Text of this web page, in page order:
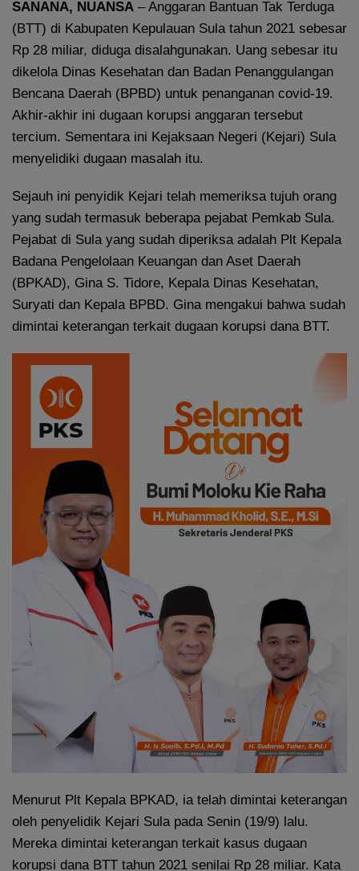
SANANA, NUANSA – Anggaran Bantuan Tak Terduga
(BTT) di Kabupaten Kepulauan Sula tahun 2021 sebesar
Rp 28 miliar, diduga disalahgunakan. Uang sebesar itu
dikelola Dinas Kesehatan dan Badan Penanggulangan
Bencana Daerah (BPBD) untuk penanganan covid-19.
Akhir-akhir ini dugaan korupsi anggaran tersebut
tercium. Sementara ini Kejaksaan Negeri (Kejari) Sula
menyelidiki dugaan masalah itu.
Sejauh ini penyidik Kejari telah memeriksa tujuh orang
yang sudah termasuk beberapa pejabat Pemkab Sula.
Pejabat di Sula yang sudah diperiksa adalah Plt Kepala
Badana Pengelolaan Keuangan dan Aset Daerah
(BPKAD), Gina S. Tidore, Kepala Dinas Kesehatan,
Suryati dan Kepala BPBD. Gina mengakui bahwa sudah
dimintai keterangan terkait dugaan korupsi dana BTT.
Menurut Plt Kepala BPKAD, ia telah dimintai keterangan
oleh penyelidik Kejari Sula pada Senin (19/9) lalu.
Mereka dimintai keterangan terkait kasus dugaan
korupsi dana BTT tahun 2021 senilai Rp 28 miliar. Kata